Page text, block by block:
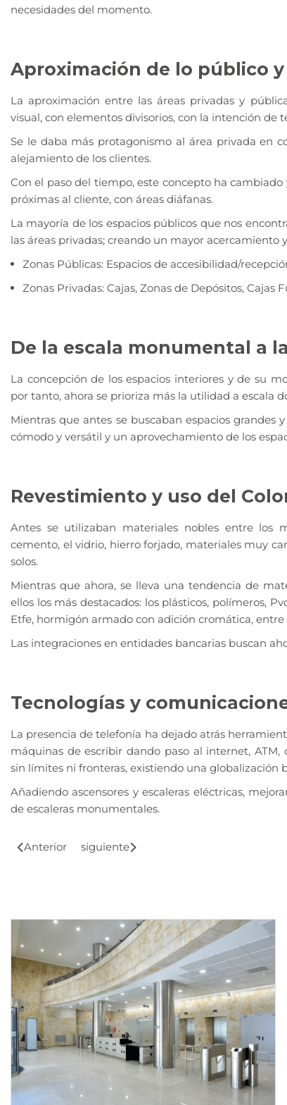
necesidades del momento.
Aproximación de lo público
La aproximación entre las áreas privadas y
visual, con elementos divisorios, con la intención de
Se le daba más protagonismo al área privada en
alejamiento de los clientes.
Con el paso del tiempo, este concepto ha
próximas al cliente, con áreas diáfanas.
La mayoría de los espacios públicos que nos
las áreas privadas; creando un mayor acercamiento
Zonas Públicas: Espacios de accesibilidad/
Zonas Privadas: Cajas, Zonas de Depósitos, Cajas
De la escala monumental a
La concepción de los espacios interiores y de su
por tanto, ahora se prioriza más la utilidad a escala
Mientras que antes se buscaban espacios
cómodo y versátil y un aprovechamiento de los
Revestimiento y uso del
Antes se utilizaban materiales nobles entre los
cemento, el vidrio, hierro forjado, materiales muy
solos.
Mientras que ahora, se lleva una tendencia de
ellos los más destacados: los plásticos, polímeros,
Etfe, hormigón armado con adición cromática, entre
Las integraciones en entidades bancarias buscan
Tecnologías y
La presencia de telefonía ha dejado atrás
máquinas de escribir dando paso al internet, ATM,
sin límites ni fronteras, existiendo una globalización
Añadiendo ascensores y escaleras eléctricas,
de escaleras monumentales.
Anterior siguiente